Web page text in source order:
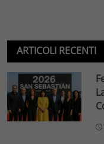
ARTICOLI RECENTI